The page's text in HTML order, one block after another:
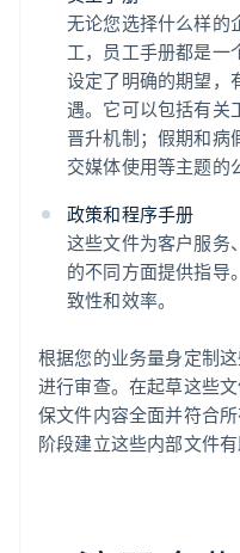
无论您选择什么样的
工，员工手册都是一
设定了明确的期望，
遇。它可以包括有关
晋升机制；假期和病
交媒体使用等主题的
政策和程序手册
这些文件为客户服务
的不同方面提供指导
致性和效率。
根据您的业务量身定制
进行审查。在起草这些
保文件内容全面并符合
阶段建立这些内部文件